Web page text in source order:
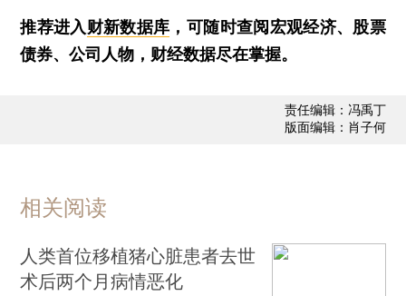
推荐进入财新数据库 ，可随时查阅宏观经济、股票
债券、公司人物，财经数据尽在掌握。
责任编辑：冯禹丁
版面编辑：肖子何
相关阅读
人类首位移植猪心脏患者去世
术后两个月病情恶化